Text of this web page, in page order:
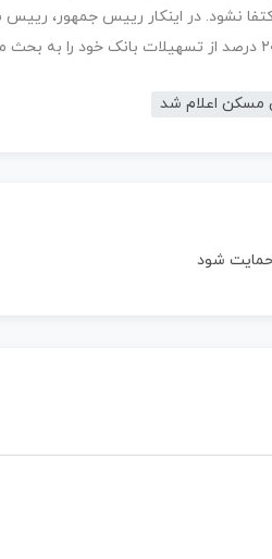
نشود. در اینکار رییس جمهور،
مسکن اعلام شد
حمایت شود